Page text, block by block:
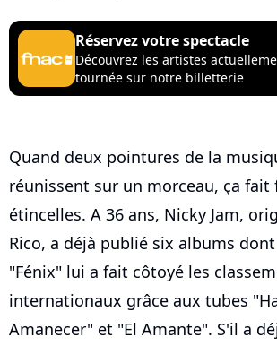
Réservez votre spectacle
Découvrez les artistes
tournée sur notre billetterie
Quand deux pointures de la
réunissent sur un morceau, ça fait
étincelles. A 36 ans, Nicky Jam,
Rico, a déjà publié six albums
"Fénix" lui a fait côtoyé les
internationaux grâce aux tubes
Amanecer" et "El Amante". S'il a